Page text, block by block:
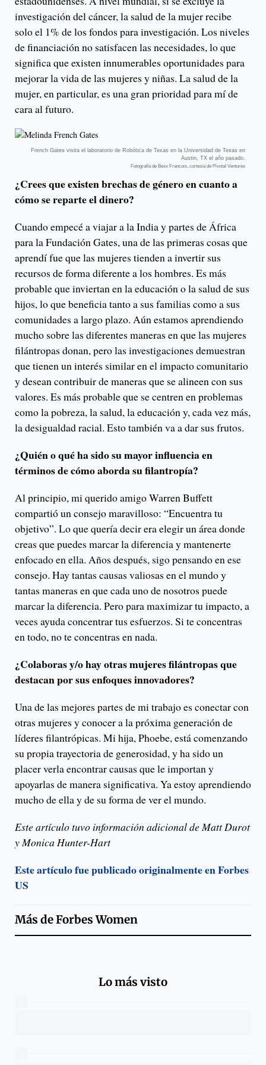
investigación del cáncer, la salud de la mujer recibe
solo el 1% de los fondos para investigación. Los niveles
de financiación no satisfacen las necesidades, lo que
significa que existen innumerables oportunidades para
mejorar la vida de las mujeres y niñas. La salud de la
mujer, en particular, es una gran prioridad para mí de
cara al futuro.
French Gates visita el laboratorio de Robótica de Texas en la Universidad de Texas en
Austin, TX el año pasado.
Fotografía de Bexx Francois, cortesía de Pivotal Ventures
¿Crees que existen brechas de género en cuanto a
cómo se reparte el dinero?
Cuando empecé a viajar a la India y partes de África
para la Fundación Gates, una de las primeras cosas que
aprendí fue que las mujeres tienden a invertir sus
recursos de forma diferente a los hombres. Es más
probable que inviertan en la educación o la salud de sus
hijos, lo que beneficia tanto a sus familias como a sus
comunidades a largo plazo. Aún estamos aprendiendo
mucho sobre las diferentes maneras en que las mujeres
filántropas donan, pero las investigaciones demuestran
que tienen un interés similar en el impacto comunitario
y desean contribuir de maneras que se alineen con sus
valores. Es más probable que se centren en problemas
como la pobreza, la salud, la educación y, cada vez más,
la desigualdad racial. Esto también va a dar sus frutos.
¿Quién o qué ha sido su mayor influencia en
términos de cómo aborda su filantropía?
Al principio, mi querido amigo Warren Buffett
compartió un consejo maravilloso: “Encuentra tu
objetivo”. Lo que quería decir era elegir un área donde
creas que puedes marcar la diferencia y mantenerte
enfocado en ella. Años después, sigo pensando en ese
consejo. Hay tantas causas valiosas en el mundo y
tantas maneras en que cada uno de nosotros puede
marcar la diferencia. Pero para maximizar tu impacto, a
veces ayuda concentrar tus esfuerzos. Si te concentras
en todo, no te concentras en nada.
¿Colaboras y/o hay otras mujeres filántropas que
destacan por sus enfoques innovadores?
Una de las mejores partes de mi trabajo es conectar con
otras mujeres y conocer a la próxima generación de
líderes filantrópicas. Mi hija, Phoebe, está comenzando
su propia trayectoria de generosidad, y ha sido un
placer verla encontrar causas que le importan y
apoyarlas de manera significativa. Ya estoy aprendiendo
mucho de ella y de su forma de ver el mundo.
Este artículo tuvo información adicional de Matt Durot
y Monica Hunter-Hart
Este artículo fue publicado originalmente en Forbes
US
Más deForbes Women
Lo más visto